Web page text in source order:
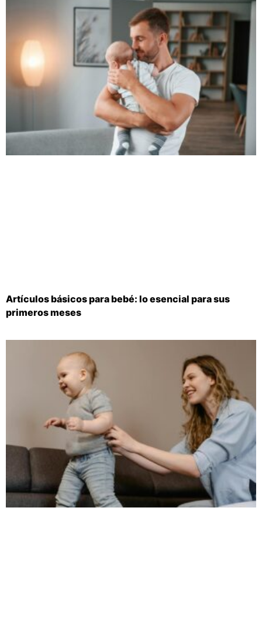
Artículos básicos para bebé: lo esencial para sus
primeros meses